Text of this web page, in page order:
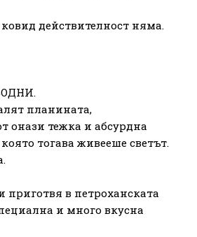
действителност няма.
планината,
онази тежка и абсурдна
тогава живееше светът.
приготвя в петроханската
и много вкусна